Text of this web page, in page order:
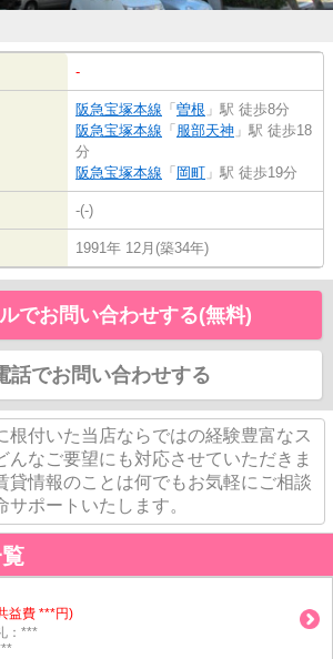
-
阪急宝塚本線 「 曽根 」駅 徒歩8分
阪急宝塚本線 「 服部天神 」駅 徒歩18
分
阪急宝塚本線 「 岡町 」駅 徒歩19分
-(-)
1991年 12月(築34年)
でお問い合わせする(無料)
話でお問い合わせする
根付いた当店ならではの経験豊富なス
んなご要望にも対応させていただきま
貸情報のことは何でもお気軽にご相談
サポートいたします。
益費 ***円)
：***